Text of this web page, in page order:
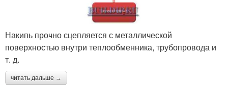
Накипь прочно сцепляется с металлической
поверхностью внутри теплообменника, трубопровода и
т. д.
читать дальше →